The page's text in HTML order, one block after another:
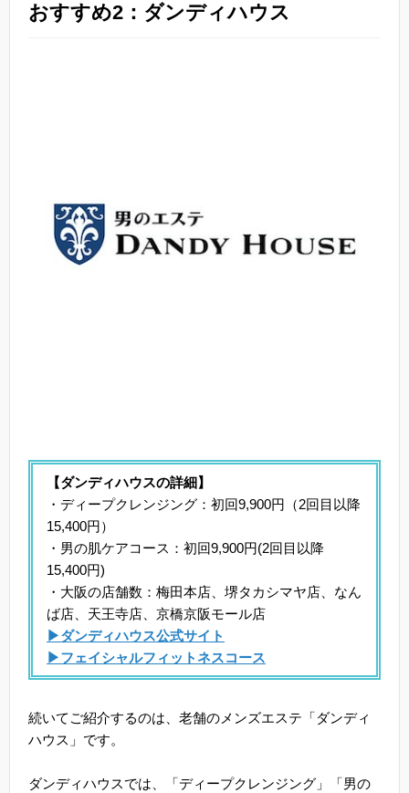
おすすめ2：ダンディハウス
【ダンディハウスの詳細】
・ディープクレンジング：初回9,900円（2回目以降
15,400円）
・男の肌ケアコース：初回9,900円(2回目以降
15,400円)
・大阪の店舗数：梅田本店、堺タカシマヤ店、なん
ば店、天王寺店、京橋京阪モール店
▶ダンディハウス公式サイト
▶フェイシャルフィットネスコース
続いてご紹介するのは、老舗のメンズエステ「ダンディ
ハウス」です。
ダンディハウスでは、「ディープクレンジング」「男の